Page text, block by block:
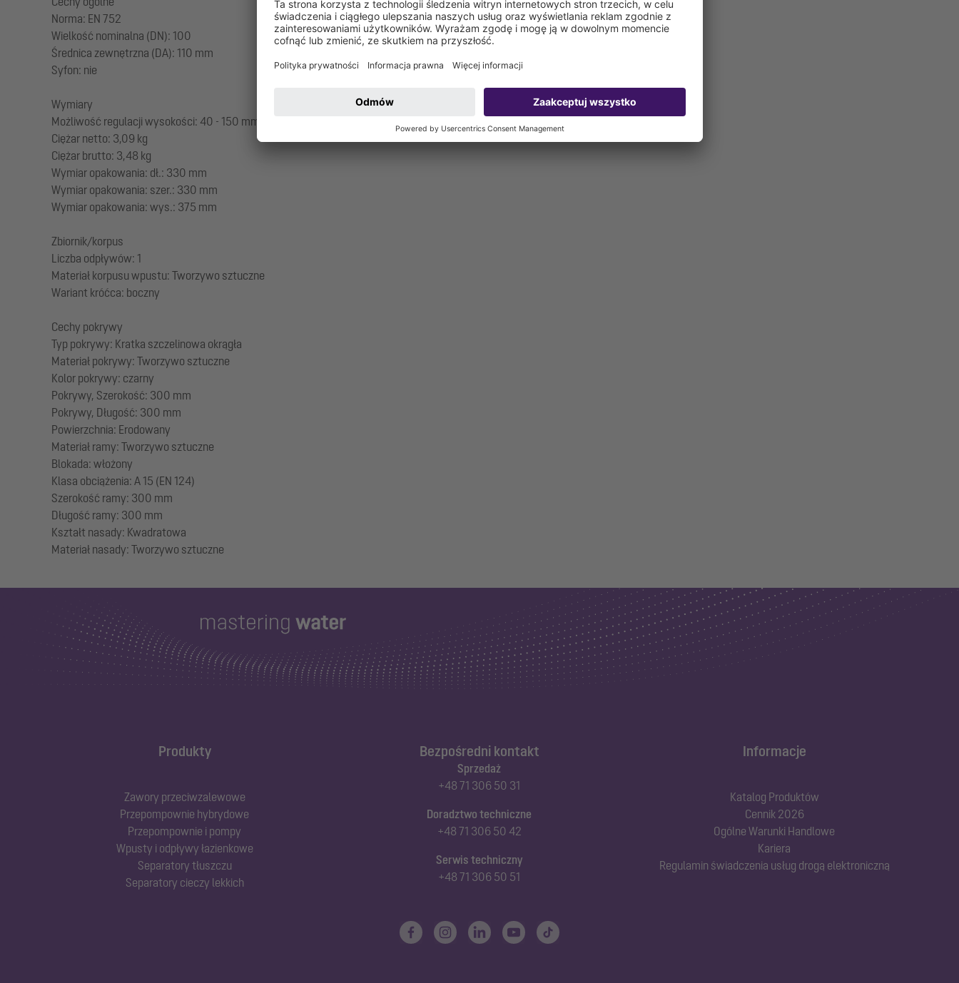
Norma: EN 752
Wielkość nominalna (DN): 100
Średnica zewnętrzna (DA): 110 mm
Syfon: nie
Wymiary
Możliwość regulacji wysokości: 40 - 150 mm
Ciężar netto: 3,09 kg
Ciężar brutto: 3,48 kg
Wymiar opakowania: dł.: 330 mm
Wymiar opakowania: szer.: 330 mm
Wymiar opakowania: wys.: 375 mm
Zbiornik/korpus
Liczba odpływów: 1
Materiał korpusu wpustu: Tworzywo sztuczne
Wariant króćca: boczny
Cechy pokrywy
Typ pokrywy: Kratka szczelinowa okrągła
Materiał pokrywy: Tworzywo sztuczne
Kolor pokrywy: czarny
Pokrywy, Szerokość: 300 mm
Pokrywy, Długość: 300 mm
Powierzchnia: Erodowany
Materiał ramy: Tworzywo sztuczne
Blokada: włożony
Klasa obciążenia: A 15 (EN 124)
Szerokość ramy: 300 mm
Długość ramy: 300 mm
Kształt nasady: Kwadratowa
Produkty
Zawory przeciwzalewowe
Przepompownie hybrydowe
Przepompownie i pompy
Wpusty i odpływy łazienkowe
Separatory tłuszczu
Separatory cieczy lekkich
Bezpośredni kontakt
Sprzedaż
+48 71 306 50 31
Doradztwo techniczne
+48 71 306 50 42
Serwis techniczny
+48 71 306 50 51
Informacje
Katalog Produktów
Cennik 2026
Ogólne Warunki Handlowe
Kariera
Regulamin świadczenia usług drogą elektroniczną